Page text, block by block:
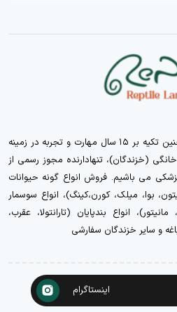
همگام با تکنولوژی روز دنیا و همچنین تکیه بر ۱۵ سال مهارت و تجربه در زمینه
(خزندگان)، تنهادارنده مجوز رسمی از
می باشیم. فروش انواع گونه حیوانات
بوا، میلک، کورن،کینگ)، انواع سوسمار
انواع بندپایان (تارانتولا، عقرب،
و سایر خزندگان سفارشی
اینستاگرام